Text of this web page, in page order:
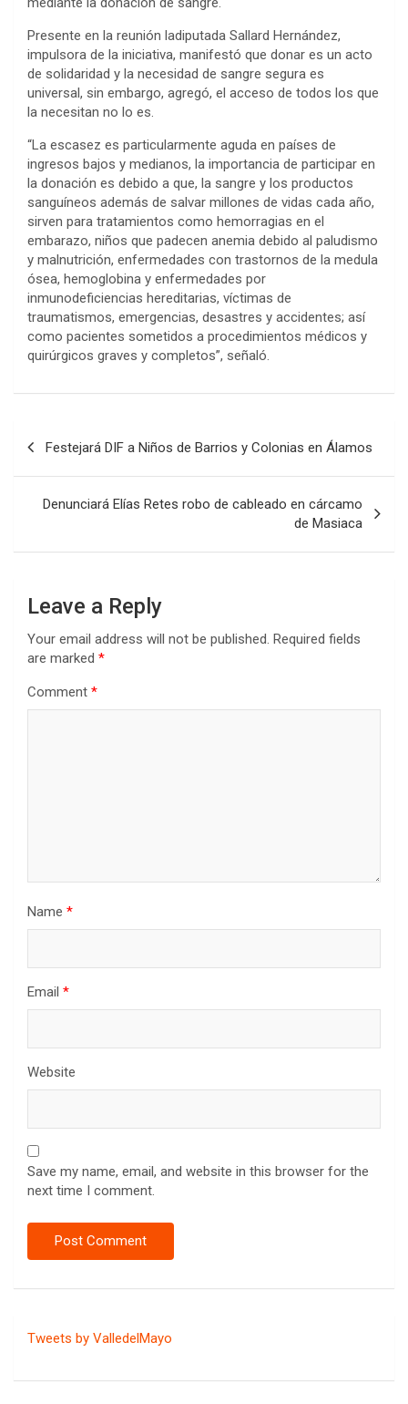
Presente en la reunión ladiputada Sallard Hernández,
impulsora de la iniciativa, manifestó que donar es un acto
de solidaridad y la necesidad de sangre segura es
universal, sin embargo, agregó, el acceso de todos los que
la necesitan no lo es.
“La escasez es particularmente aguda en países de
ingresos bajos y medianos, la importancia de participar en
la donación es debido a que, la sangre y los productos
sanguíneos además de salvar millones de vidas cada año,
sirven para tratamientos como hemorragias en el
embarazo, niños que padecen anemia debido al paludismo
y malnutrición, enfermedades con trastornos de la medula
ósea, hemoglobina y enfermedades por
inmunodeficiencias hereditarias, víctimas de
traumatismos, emergencias, desastres y accidentes; así
como pacientes sometidos a procedimientos médicos y
quirúrgicos graves y completos”, señaló.
navigation
Festejará DIF a Niños de Barrios y Colonias en Álamos
Denunciará Elías Retes robo de cableado en cárcamo
de Masiaca
Leave a Reply
Your email address will not be published. Required fields
are marked *
Comment *
Name *
Email *
Website
Save my name, email, and website in this browser for the
next time I comment.
Tweets by ValledelMayo